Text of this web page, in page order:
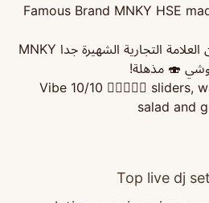
Famous Brand MNKY HSE
سوبر صالة كبيرة ومطعم من العلامة التجارية الشهيرة جدا MNKY
Vibe 10/10 👌🏻😍😍😍
salad and
Top live dj